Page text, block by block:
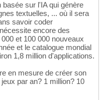
sur l'IA qui génère
textuelles, ... où il sera
savoir coder
encore des
et 100 000 nouveaux
et le catalogue mondial
1,8 million d'applications.
en mesure de créer son
par an? 1 million? 10